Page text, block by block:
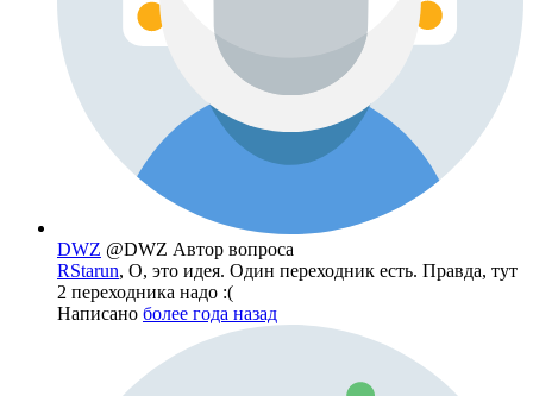
DWZ @DWZ Автор вопроса
RStarun, О, это идея. Один переходник есть. Правда, тут
2 переходника надо :(
Написано более года назад